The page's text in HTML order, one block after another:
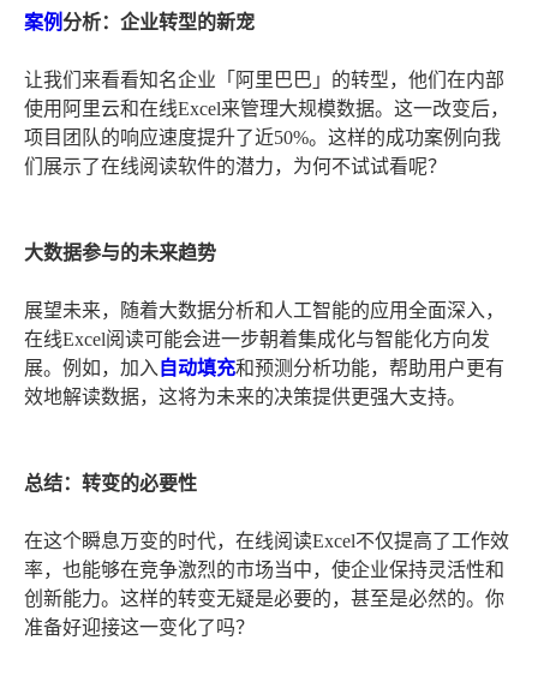
案例分析：企业转型的新宠
让我们来看看知名企业「阿里巴巴」的转型，他们在内部
使用阿里云和在线Excel来管理大规模数据。这一改变后，
项目团队的响应速度提升了近50%。这样的成功案例向我
们展示了在线阅读软件的潜力，为何不试试看呢？
大数据参与的未来趋势
展望未来，随着大数据分析和人工智能的应用全面深入，
在线Excel阅读可能会进一步朝着集成化与智能化方向发
展。例如，加入 自动填充和预测分析功能，帮助用户更有
效地解读数据，这将为未来的决策提供更强大支持。
总结：转变的必要性
在这个瞬息万变的时代，在线阅读Excel不仅提高了工作效
率，也能够在竞争激烈的市场当中，使企业保持灵活性和
创新能力。这样的转变无疑是必要的，甚至是必然的。你
准备好迎接这一变化了吗？